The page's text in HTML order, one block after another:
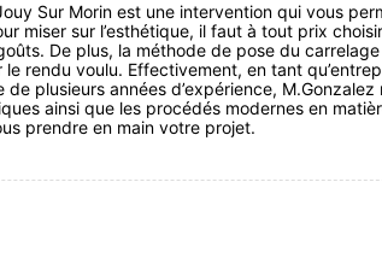
Sur Morin est une intervention qui vous
miser sur l’esthétique, il faut à tout prix
De plus, la méthode de pose du
rendu voulu. Effectivement, en tant
plusieurs années d’expérience, M.Gonzalez
ainsi que les procédés modernes en
prendre en main votre projet.